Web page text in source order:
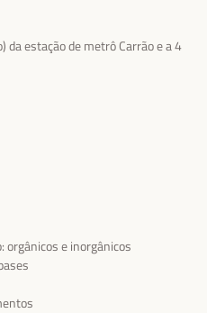
estação de metrô Carrão e a 4
orgânicos e inorgânicos